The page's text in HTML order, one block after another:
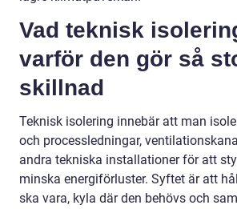
Vad teknisk
varför den gör så
skillnad
Teknisk isolering innebär att man
och processledningar,
andra tekniska installationer för att
minska energiförluster. Syftet är att
ska vara, kyla där den behövs och